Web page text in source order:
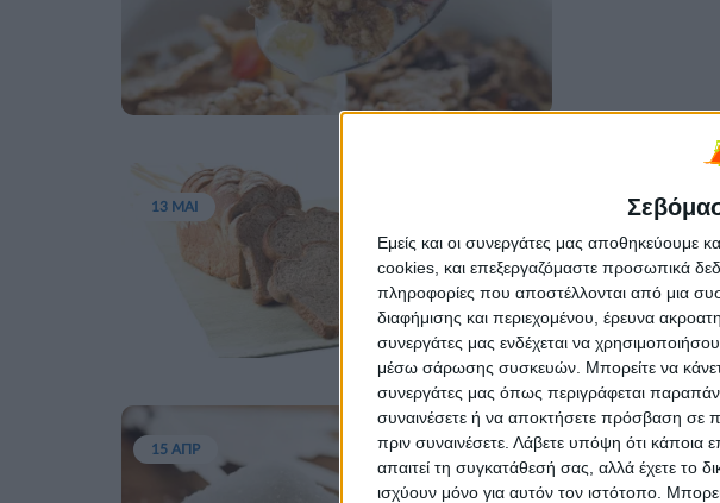
Εμείς και οι συνεργάτες μας
cookies, και επεξεργαζόμαστε προσωπικά
πληροφορίες που αποστέλλονται από μια
διαφήμισης και περιεχομένου, έρευνα
συνεργάτες μας ενδέχεται να
μέσω σάρωσης συσκευών. Μπορείτε να
συνεργάτες μας όπως περιγράφεται
συναινέσετε ή να αποκτήσετε πρόσβαση σε
πριν συναινέσετε. Λάβετε υπόψη ότι κάποια
απαιτεί τη συγκατάθεσή σας, αλλά έχετε το
ισχύουν μόνο για αυτόν τον ιστότοπο.
Η αξία των
διατροφή μας
13 ΜΑΙ
Ισορροπημένη
Έξυπνοι
στη διατροφή
15 ΑΠΡ